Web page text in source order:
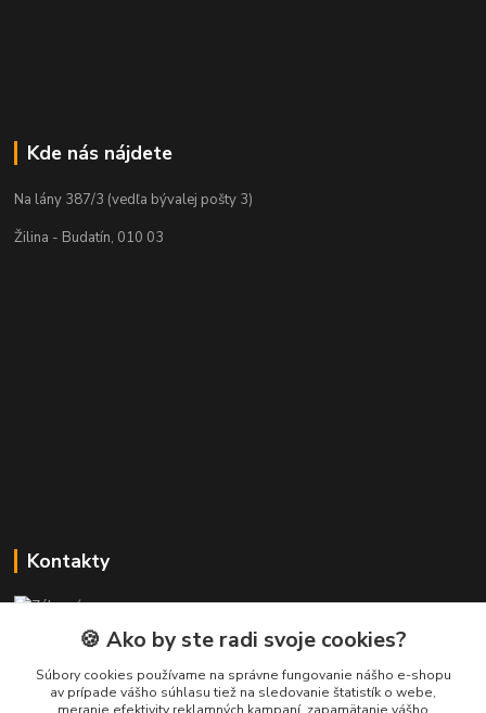
Kde nás nájdete
Na lány 387/3 (vedľa bývalej pošty 3)
Žilina - Budatín, 010 03
Kontakty
+421 911 010 560
Po-Pia, 13-17 hod.
info@presmartfon.sk
🍪 Ako by ste radi svoje cookies?
Súbory cookies používame na správne fungovanie nášho e-shopu
av prípade vášho súhlasu tiež na sledovanie štatistík o webe,
meranie efektivity reklamných kampaní, zapamätanie vášho